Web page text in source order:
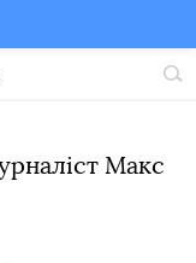
Макс